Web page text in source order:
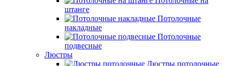
штанге
Потолочные
накладные
Потолочные
подвесные
Люстры
Люстры потолочные